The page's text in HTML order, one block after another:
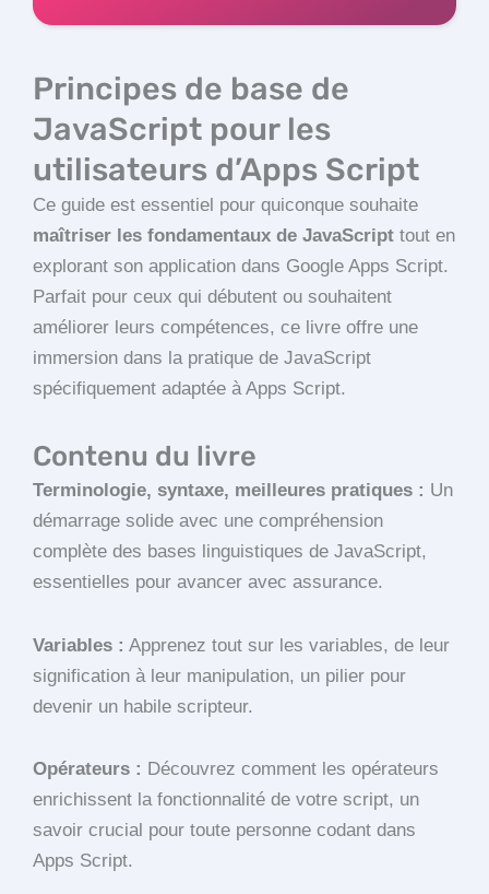
Principes de base de
JavaScript pour les
utilisateurs d’Apps Script
Ce guide est essentiel pour quiconque souhaite
maîtriser les fondamentaux de JavaScript tout en
explorant son application dans Google Apps Script.
Parfait pour ceux qui débutent ou souhaitent
améliorer leurs compétences, ce livre offre une
immersion dans la pratique de JavaScript
spécifiquement adaptée à Apps Script.
Contenu du livre
Terminologie, syntaxe, meilleures pratiques : Un
démarrage solide avec une compréhension
complète des bases linguistiques de JavaScript,
essentielles pour avancer avec assurance.
Variables : Apprenez tout sur les variables, de leur
signification à leur manipulation, un pilier pour
devenir un habile scripteur.
Opérateurs : Découvrez comment les opérateurs
enrichissent la fonctionnalité de votre script, un
savoir crucial pour toute personne codant dans
Apps Script.